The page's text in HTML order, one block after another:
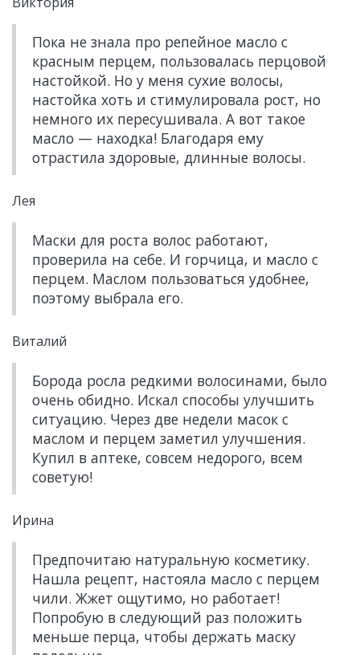
Пока не знала про репейное масло с
красным перцем, пользовалась перцовой
настойкой. Но у меня сухие волосы,
настойка хоть и стимулировала рост, но
немного их пересушивала. А вот такое
масло — находка! Благодаря ему
отрастила здоровые, длинные волосы.
Лея
Маски для роста волос работают,
проверила на себе. И горчица, и масло с
перцем. Маслом пользоваться удобнее,
поэтому выбрала его.
Виталий
Борода росла редкими волосинами, было
очень обидно. Искал способы улучшить
ситуацию. Через две недели масок с
маслом и перцем заметил улучшения.
Купил в аптеке, совсем недорого, всем
советую!
Ирина
Предпочитаю натуральную косметику.
Нашла рецепт, настояла масло с перцем
чили. Жжет ощутимо, но работает!
Попробую в следующий раз положить
меньше перца, чтобы держать маску